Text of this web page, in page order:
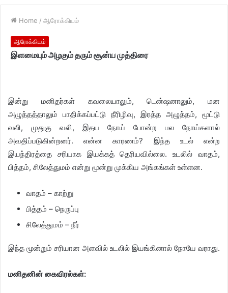
Home / ஆரோக்கியம்
ஆரோக்கியம்
இளமையும் அழகும் தரும் சூன்ய முத்திரை
இன்று மனிதர்கள் கவலையாலும், டென்ஷனாலும், மன
அழுத்தத்தாலும் பாதிக்கப்பட்டு நீரிழிவு, இரத்த அழுத்தம், மூட்டு
வலி, முதுகு வலி, இதய நோய் போன்ற பல நோய்களால்
அவதிப்படுகின்றனர். என்ன காரணம்? இந்த உடல் என்ற
இயந்திரத்தை சரியாக இயக்கத் தெரியவில்லை. உடலில் வாதம்,
பித்தம், சிலேத்துமம் என்று மூன்று முக்கிய அங்கங்கள் உள்ளன.
வாதம் – காற்று
பித்தம் – நெருப்பு
சிலேத்துமம் – நீர்
இந்த மூன்றும் சரியான அளவில் உடலில் இயங்கினால் நோயே வராது.
மனிதனின் கைவிரல்கள்: